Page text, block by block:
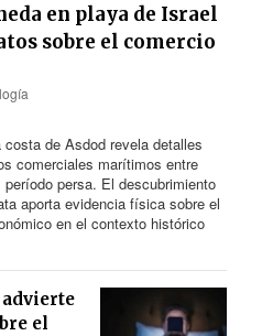
en playa de Israel
sobre el comercio
de Asdod revela detalles
comerciales marítimos entre
persa. El descubrimiento
aporta evidencia física sobre el
en el contexto histórico
el